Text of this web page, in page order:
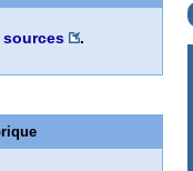
sources .